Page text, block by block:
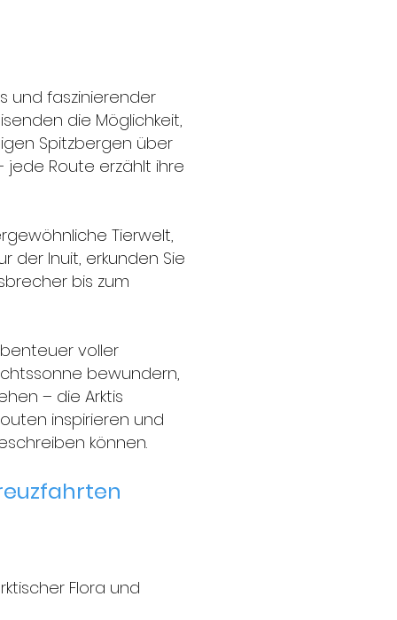
und faszinierender
die Möglichkeit,
Spitzbergen über
Route erzählt ihre
Tierwelt,
der Inuit, erkunden Sie
bis zum
voller
bewundern,
– die Arktis
inspirieren und
können.
Flora und